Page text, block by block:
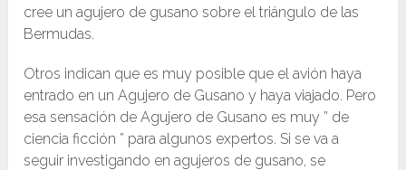
cree un agujero de gusano sobre el triángulo de las
Bermudas.
Otros indican que es muy posible que el avión haya
entrado en un Agujero de Gusano y haya viajado. Pero
esa sensación de Agujero de Gusano es muy ” de
ciencia ficción ” para algunos expertos. Si se va a
seguir investigando en agujeros de gusano, se